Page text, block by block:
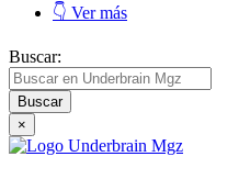
👇 Ver más
Buscar:
×